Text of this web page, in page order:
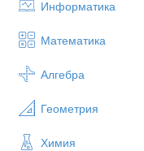
Информатика
Математика
Алгебра
Геометрия
Химия